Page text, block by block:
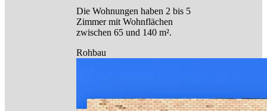
Die Wohnungen haben 2 bis 5
Zimmer mit Wohnflächen
zwischen 65 und 140 m².
Rohbau